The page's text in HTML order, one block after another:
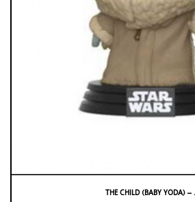
THE CHILD (BABY YODA) –